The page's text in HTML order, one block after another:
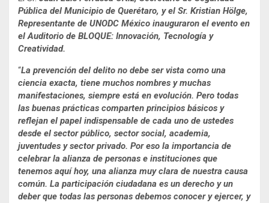
Pública del Municipio de Querétaro, y el Sr. Kristian Hölge,
Representante de UNODC México inauguraron el evento en
el Auditorio de BLOQUE: Innovación, Tecnología y
Creatividad.
“La prevención del delito no debe ser vista como una
ciencia exacta, tiene muchos nombres y muchas
manifestaciones, siempre está en evolución. Pero todas
las buenas prácticas comparten principios básicos y
reflejan el papel indispensable de cada uno de ustedes
desde el sector público, sector social, academia,
juventudes y sector privado. Por eso la importancia de
celebrar la alianza de personas e instituciones que
tenemos aquí hoy, una alianza muy clara de nuestra causa
común. La participación ciudadana es un derecho y un
deber que todas las personas debemos conocer y ejercer, y